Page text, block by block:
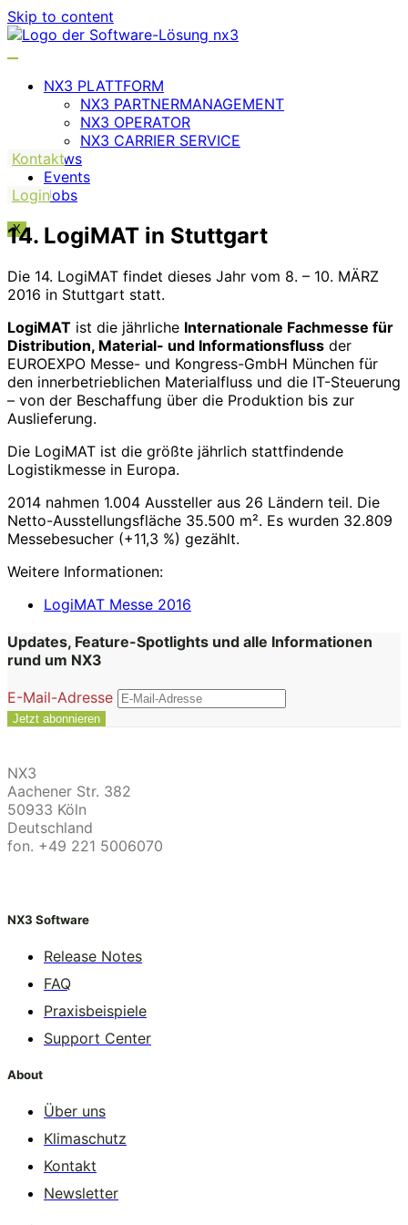
Skip to content
NX3 PLATTFORM
NX3 PARTNERMANAGEMENT
NX3 OPERATOR
NX3 CARRIER SERVICE
News
Events
Jobs
X
Kontakt
Login
14. LogiMAT in Stuttgart
Die 14. LogiMAT findet dieses Jahr vom 8. – 10. MÄRZ
2016 in Stuttgart statt.
LogiMAT ist die jährliche Internationale Fachmesse für
Distribution, Material- und Informationsfluss der
EUROEXPO Messe- und Kongress-GmbH München für
den innerbetrieblichen Materialfluss und die IT-Steuerung
– von der Beschaffung über die Produktion bis zur
Auslieferung.
Die LogiMAT ist die größte jährlich stattfindende
Logistikmesse in Europa.
2014 nahmen 1.004 Aussteller aus 26 Ländern teil. Die
Netto-Ausstellungsfläche 35.500 m². Es wurden 32.809
Messebesucher (+11,3 %) gezählt.
Weitere Informationen:
LogiMAT Messe 2016
Updates, Feature-Spotlights und alle Informationen
rund um NX3
E-Mail-Adresse
NX3
Aachener Str. 382
50933 Köln
Deutschland
fon. +49 221 5006070
NX3 Software
Release Notes
FAQ
Praxisbeispiele
Support Center
About
Über uns
Klimaschutz
Kontakt
Newsletter